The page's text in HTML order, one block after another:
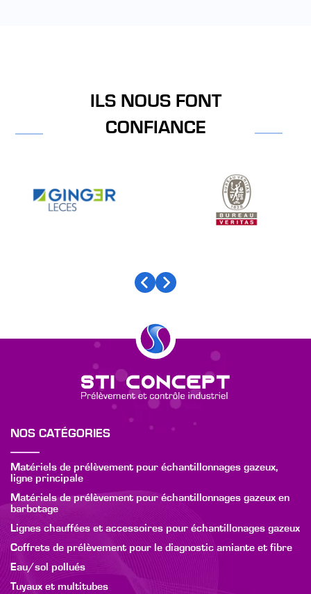
ILS NOUS FONT
CONFIANCE
NOS CATÉGORIES
Matériels de prélèvement pour échantillonnages gazeux,
ligne principale
Matériels de prélèvement pour échantillonnages gazeux en
barbotage
Lignes chauffées et accessoires pour échantillonages gazeux
Coffrets de prélèvement pour le diagnostic amiante et fibre
Eau/sol pollués
Tuyaux et multitubes